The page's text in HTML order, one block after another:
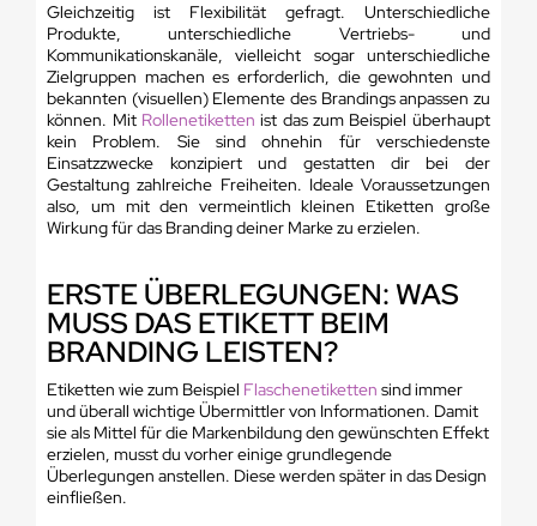
Gleichzeitig ist Flexibilität gefragt. Unterschiedliche
Produkte, unterschiedliche Vertriebs- und
Kommunikationskanäle, vielleicht sogar unterschiedliche
Zielgruppen machen es erforderlich, die gewohnten und
bekannten (visuellen) Elemente des Brandings anpassen zu
können. Mit Rollenetiketten ist das zum Beispiel überhaupt
kein Problem. Sie sind ohnehin für verschiedenste
Einsatzzwecke konzipiert und gestatten dir bei der
Gestaltung zahlreiche Freiheiten. Ideale Voraussetzungen
also, um mit den vermeintlich kleinen Etiketten große
Wirkung für das Branding deiner Marke zu erzielen.
ERSTE ÜBERLEGUNGEN: WAS
MUSS DAS ETIKETT BEIM
BRANDING LEISTEN?
Etiketten wie zum Beispiel Flaschenetikettensind immer
und überall wichtige Übermittler von Informationen. Damit
sie als Mittel für die Markenbildung den gewünschten Effekt
erzielen, musst du vorher einige grundlegende
Überlegungen anstellen. Diese werden später in das Design
einfließen.